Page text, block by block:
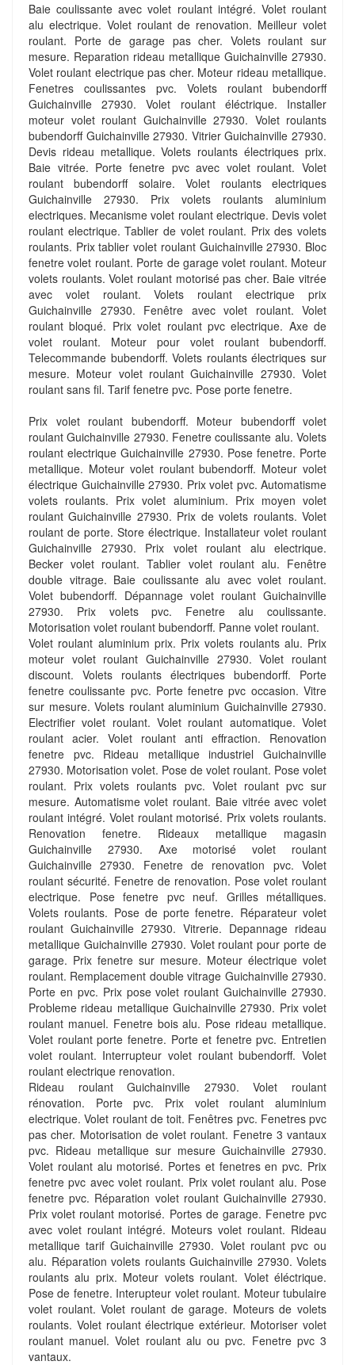
Baie coulissante avec volet roulant intégré. Volet roulant
alu electrique. Volet roulant de renovation. Meilleur volet
roulant. Porte de garage pas cher. Volets roulant sur
mesure. Reparation rideau metallique Guichainville 27930.
Volet roulant electrique pas cher. Moteur rideau metallique.
Fenetres coulissantes pvc. Volets roulant bubendorff
Guichainville 27930. Volet roulant éléctrique. Installer
moteur volet roulant Guichainville 27930. Volet roulants
bubendorff Guichainville 27930. Vitrier Guichainville 27930.
Devis rideau metallique. Volets roulants électriques prix.
Baie vitrée. Porte fenetre pvc avec volet roulant. Volet
roulant bubendorff solaire. Volet roulants electriques
Guichainville 27930. Prix volets roulants aluminium
electriques. Mecanisme volet roulant electrique. Devis volet
roulant electrique. Tablier de volet roulant. Prix des volets
roulants. Prix tablier volet roulant Guichainville 27930. Bloc
fenetre volet roulant. Porte de garage volet roulant. Moteur
volets roulants. Volet roulant motorisé pas cher. Baie vitrée
avec volet roulant. Volets roulant electrique prix
Guichainville 27930. Fenêtre avec volet roulant. Volet
roulant bloqué. Prix volet roulant pvc electrique. Axe de
volet roulant. Moteur pour volet roulant bubendorff.
Telecommande bubendorff. Volets roulants électriques sur
mesure. Moteur volet roulant Guichainville 27930. Volet
roulant sans fil. Tarif fenetre pvc. Pose porte fenetre.
Prix volet roulant bubendorff. Moteur bubendorff volet
roulant Guichainville 27930. Fenetre coulissante alu. Volets
roulant electrique Guichainville 27930. Pose fenetre. Porte
metallique. Moteur volet roulant bubendorff. Moteur volet
électrique Guichainville 27930. Prix volet pvc. Automatisme
volets roulants. Prix volet aluminium. Prix moyen volet
roulant Guichainville 27930. Prix de volets roulants. Volet
roulant de porte. Store électrique. Installateur volet roulant
Guichainville 27930. Prix volet roulant alu electrique.
Becker volet roulant. Tablier volet roulant alu. Fenêtre
double vitrage. Baie coulissante alu avec volet roulant.
Volet bubendorff. Dépannage volet roulant Guichainville
27930. Prix volets pvc. Fenetre alu coulissante.
Motorisation volet roulant bubendorff. Panne volet roulant.
Volet roulant aluminium prix. Prix volets roulants alu. Prix
moteur volet roulant Guichainville 27930. Volet roulant
discount. Volets roulants électriques bubendorff. Porte
fenetre coulissante pvc. Porte fenetre pvc occasion. Vitre
sur mesure. Volets roulant aluminium Guichainville 27930.
Electrifier volet roulant. Volet roulant automatique. Volet
roulant acier. Volet roulant anti effraction. Renovation
fenetre pvc. Rideau metallique industriel Guichainville
27930. Motorisation volet. Pose de volet roulant. Pose volet
roulant. Prix volets roulants pvc. Volet roulant pvc sur
mesure. Automatisme volet roulant. Baie vitrée avec volet
roulant intégré. Volet roulant motorisé. Prix volets roulants.
Renovation fenetre. Rideaux metallique magasin
Guichainville 27930. Axe motorisé volet roulant
Guichainville 27930. Fenetre de renovation pvc. Volet
roulant sécurité. Fenetre de renovation. Pose volet roulant
electrique. Pose fenetre pvc neuf. Grilles métalliques.
Volets roulants. Pose de porte fenetre. Réparateur volet
roulant Guichainville 27930. Vitrerie. Depannage rideau
metallique Guichainville 27930. Volet roulant pour porte de
garage. Prix fenetre sur mesure. Moteur électrique volet
roulant. Remplacement double vitrage Guichainville 27930.
Porte en pvc. Prix pose volet roulant Guichainville 27930.
Probleme rideau metallique Guichainville 27930. Prix volet
roulant manuel. Fenetre bois alu. Pose rideau metallique.
Volet roulant porte fenetre. Porte et fenetre pvc. Entretien
volet roulant. Interrupteur volet roulant bubendorff. Volet
roulant electrique renovation.
Rideau roulant Guichainville 27930. Volet roulant
rénovation. Porte pvc. Prix volet roulant aluminium
electrique. Volet roulant de toit. Fenêtres pvc. Fenetres pvc
pas cher. Motorisation de volet roulant. Fenetre 3 vantaux
pvc. Rideau metallique sur mesure Guichainville 27930.
Volet roulant alu motorisé. Portes et fenetres en pvc. Prix
fenetre pvc avec volet roulant. Prix volet roulant alu. Pose
fenetre pvc. Réparation volet roulant Guichainville 27930.
Prix volet roulant motorisé. Portes de garage. Fenetre pvc
avec volet roulant intégré. Moteurs volet roulant. Rideau
metallique tarif Guichainville 27930. Volet roulant pvc ou
alu. Réparation volets roulants Guichainville 27930. Volets
roulants alu prix. Moteur volets roulant. Volet éléctrique.
Pose de fenetre. Interupteur volet roulant. Moteur tubulaire
volet roulant. Volet roulant de garage. Moteurs de volets
roulants. Volet roulant électrique extérieur. Motoriser volet
roulant manuel. Volet roulant alu ou pvc. Fenetre pvc 3
vantaux.